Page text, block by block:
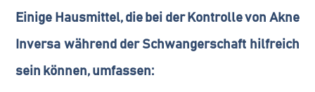
Einige Hausmittel, die bei der Kontrolle von Akne
Inversa während der Schwangerschaft hilfreich
sein können, umfassen: